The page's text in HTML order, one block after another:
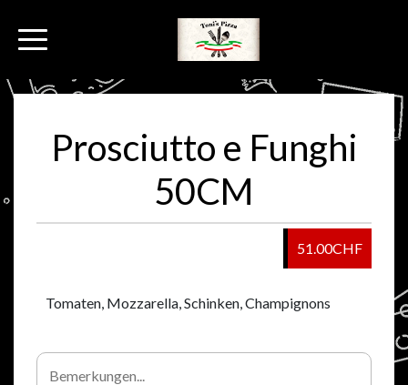
Prosciutto e Funghi
50CM
51.00CHF
Tomaten, Mozzarella, Schinken, Champignons